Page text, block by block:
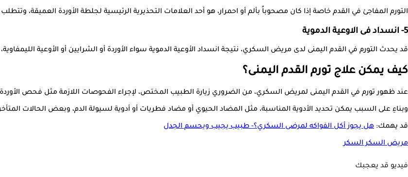
التورم المفاجئ في القدم خاصة إذا كان مصحوباً بألم أو احمرار، هو أحد العلامات التحذيرية الرئيسية لجلطة الأوردة العميقة،
5- انسداد فى الاوعية الدموية
قد يحدث التورم في القدم اليمنى لدى مريض السكري، نتيجة انسداد الأوعية الدموية سواء الأوردة أو الشرايين أو الأوعية
كيف يمكن علاج تورم القدم اليمنى؟
عند ظهور تورم في القدم اليمنى لمريض السكري، من الضروري زيارة الطبيب المختص، لإجراء الفحوصات اللازمة مثل فحص الأوردة
وبناءِ على السبب يمكن تحديد الأدوية المناسبة، مثل المضاد الحيوي أو مضاد فطريات أو أدوية لسيولة الدم، وبعض الحالات
قد يهمك: هل يجوز أكل الفواكه لمرضى السكري؟- طبيب يجيب ويحسم الجدل
مريض السكرالسكر
فيديو قد يعجبك